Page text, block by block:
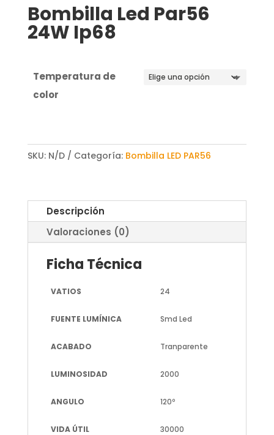
Bombilla Led Par56
24W Ip68
Temperatura de
color
SKU: N/D Categoría: Bombilla LED PAR56
Descripción
Valoraciones (0)
Ficha Técnica
VATIOS 24
FUENTE LUMÍNICA Smd Led
ACABADO Tranparente
LUMINOSIDAD 2000
ANGULO 120º
VIDA ÚTIL 30000